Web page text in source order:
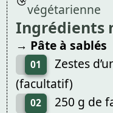
végétarienne
Ingrédients
→ Pâte à sablés
01
Zestes
(facultatif)
02 250 g de